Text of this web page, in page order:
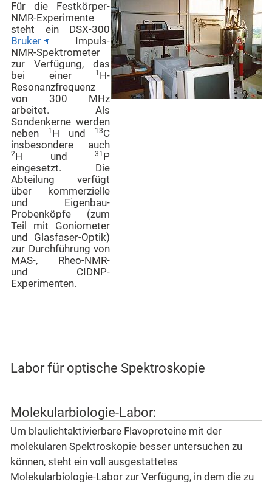
Für die Festkörper-
NMR-Experimente
steht ein DSX-300
Bruker
Impuls-
NMR-Spektrometer
zur Verfügung, das
bei einer
1 H-
Resonanzfrequenz
von 300 MHz
arbeitet. Als
Sondenkerne werden
neben
1 H und 13C
insbesondere auch
2H und 31 P
eingesetzt. Die
Abteilung verfügt
über kommerzielle
und Eigenbau-
Probenköpfe (zum
Teil mit Goniometer
und Glasfaser-Optik)
zur Durchführung von
MAS-, Rheo-NMR-
und CIDNP-
Experimenten.
Labor für optische Spektroskopie
Molekularbiologie-Labor:
Um blaulichtaktivierbare Flavoproteine mit der
molekularen Spektroskopie besser untersuchen zu
können, steht ein voll ausgestattetes
Molekularbiologie-Labor zur Verfügung, in dem die zu